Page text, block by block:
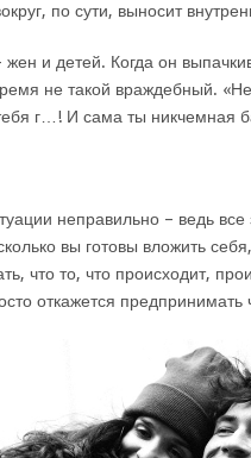
по сути, выносит
и детей. Когда он
не такой враждебный.
г…! И сама ты никчемная
неправильно – ведь все
вы готовы вложить
что то, что происходит,
откажется предпринимать